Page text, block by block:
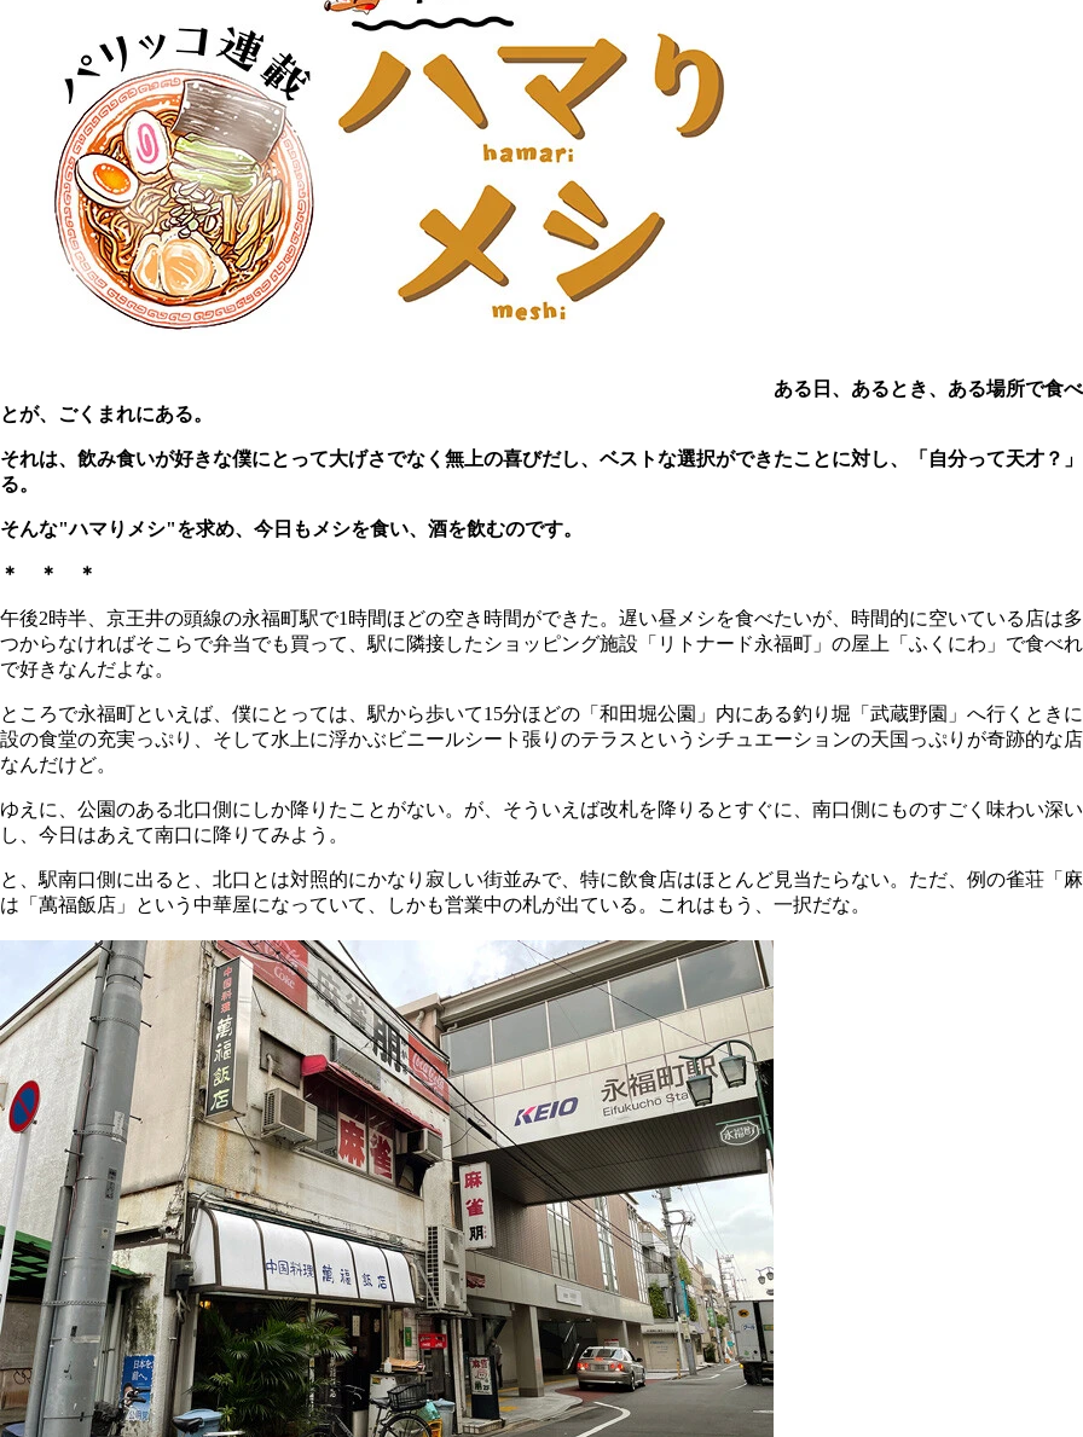
ある日、あるとき、ある場所で食
とが、ごくまれにある。
それは、飲み食いが好きな僕にとって大げさでなく無上の喜びだし、ベストな選択ができたことに対し、「自分って天才？
る。
そんな"ハマりメシ"を求め、今日もメシを食い、酒を飲むのです。
＊ ＊ ＊
午後2時半、京王井の頭線の永福町駅で1時間ほどの空き時間ができた。遅い昼メシを食べたいが、時間的に空いている店は
つからなければそこらで弁当でも買って、駅に隣接したショッピング施設「リトナード永福町」の屋上「ふくにわ」で食べ
で好きなんだよな。
ところで永福町といえば、僕にとっては、駅から歩いて15分ほどの「和田堀公園」内にある釣り堀「武蔵野園」へ行くとき
設の食堂の充実っぷり、そして水上に浮かぶビニールシート張りのテラスというシチュエーションの天国っぷりが奇跡的な
なんだけど。
ゆえに、公園のある北口側にしか降りたことがない。が、そういえば改札を降りるとすぐに、南口側にものすごく味わい深
し、今日はあえて南口に降りてみよう。
と、駅南口側に出ると、北口とは対照的にかなり寂しい街並みで、特に飲食店はほとんど見当たらない。ただ、例の雀荘「
は「萬福飯店」という中華屋になっていて、しかも営業中の札が出ている。これはもう、一択だな。